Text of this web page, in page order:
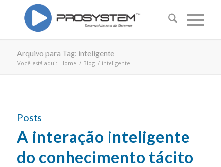
Arquivo para Tag: inteligente
Você está aqui: Home / Blog / inteligente
Posts
A interação inteligente
do conhecimento tácito